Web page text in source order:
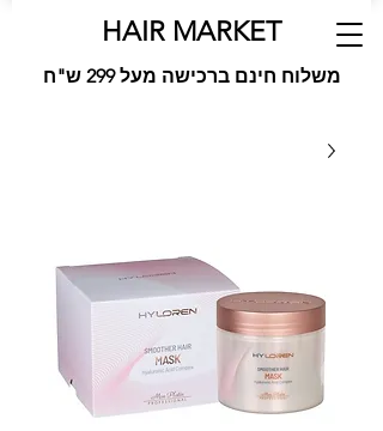
HAIR MARKET
משלוח חינם ברכישה מעל 299 ש"ח